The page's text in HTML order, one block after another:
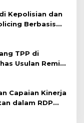
Kepolisian dan
Berbasis
TPP di
Usulan Remisi
Capaian Kinerja
dalam RDP